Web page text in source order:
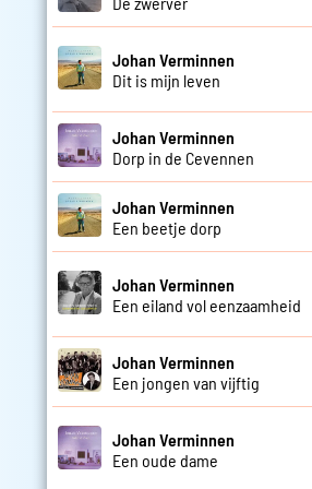
Johan Verminnen
Dit is mijn leven
Johan Verminnen
Dorp in de Cevennen
Johan Verminnen
Een beetje dorp
Johan Verminnen
Een eiland vol eenzaamheid
Johan Verminnen
Een jongen van vijftig
Johan Verminnen
Een oude dame